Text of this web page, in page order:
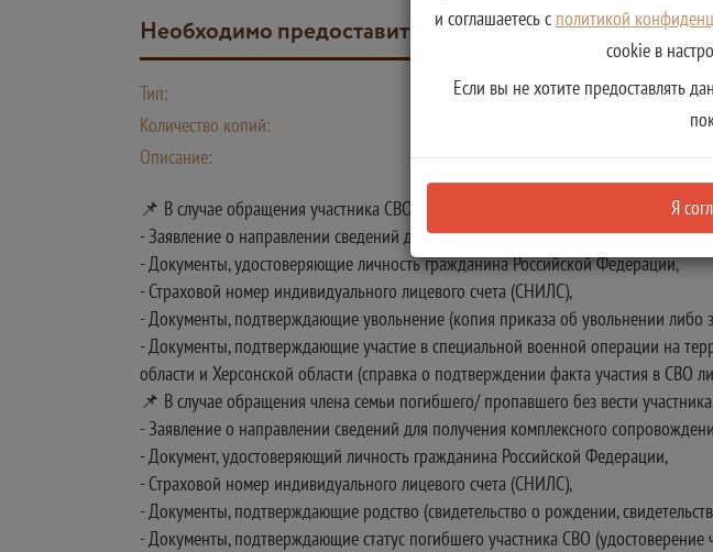
Необходимо предоставить следующие документы
Тип:
Количество копий:
Описание:
📌 В случае обращения участника СВО:
- Заявление о направлении сведений для получения комплексного
- Документы, удостоверяющие личность гражданина Российской Федерации,
- Страховой номер индивидуального лицевого счета (СНИЛС),
- Документы, подтверждающие увольнение (копия приказа об увольнении либо
- Документы, подтверждающие участие в специальной военной операции на
области и Херсонской области (справка о подтверждении факта участия в СВО
📌 В случае обращения члена семьи погибшего/ пропавшего без вести
- Заявление о направлении сведений для получения комплексного
- Документ, удостоверяющий личность гражданина Российской Федерации,
- Страховой номер индивидуального лицевого счета (СНИЛС),
- Документы, подтверждающие родство (свидетельство о рождении,
- Документы, подтверждающие статус погибшего участника СВО
и соглашаетесь с политикой
cookie в
Если вы не хотите предоставлять
Я